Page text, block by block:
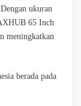
ukuran
65 Inch
meningkatkan
berada pada